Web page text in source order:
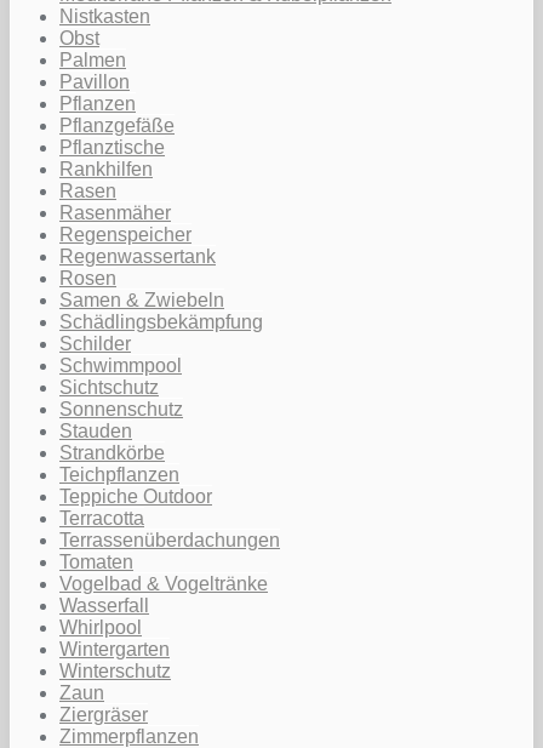
Nistkasten
Obst
Palmen
Pavillon
Pflanzen
Pflanzgefäße
Pflanztische
Rankhilfen
Rasen
Rasenmäher
Regenspeicher
Regenwassertank
Rosen
Samen & Zwiebeln
Schädlingsbekämpfung
Schilder
Schwimmpool
Sichtschutz
Sonnenschutz
Stauden
Strandkörbe
Teichpflanzen
Teppiche Outdoor
Terracotta
Terrassenüberdachungen
Tomaten
Vogelbad & Vogeltränke
Wasserfall
Whirlpool
Wintergarten
Winterschutz
Zaun
Ziergräser
Zimmerpflanzen